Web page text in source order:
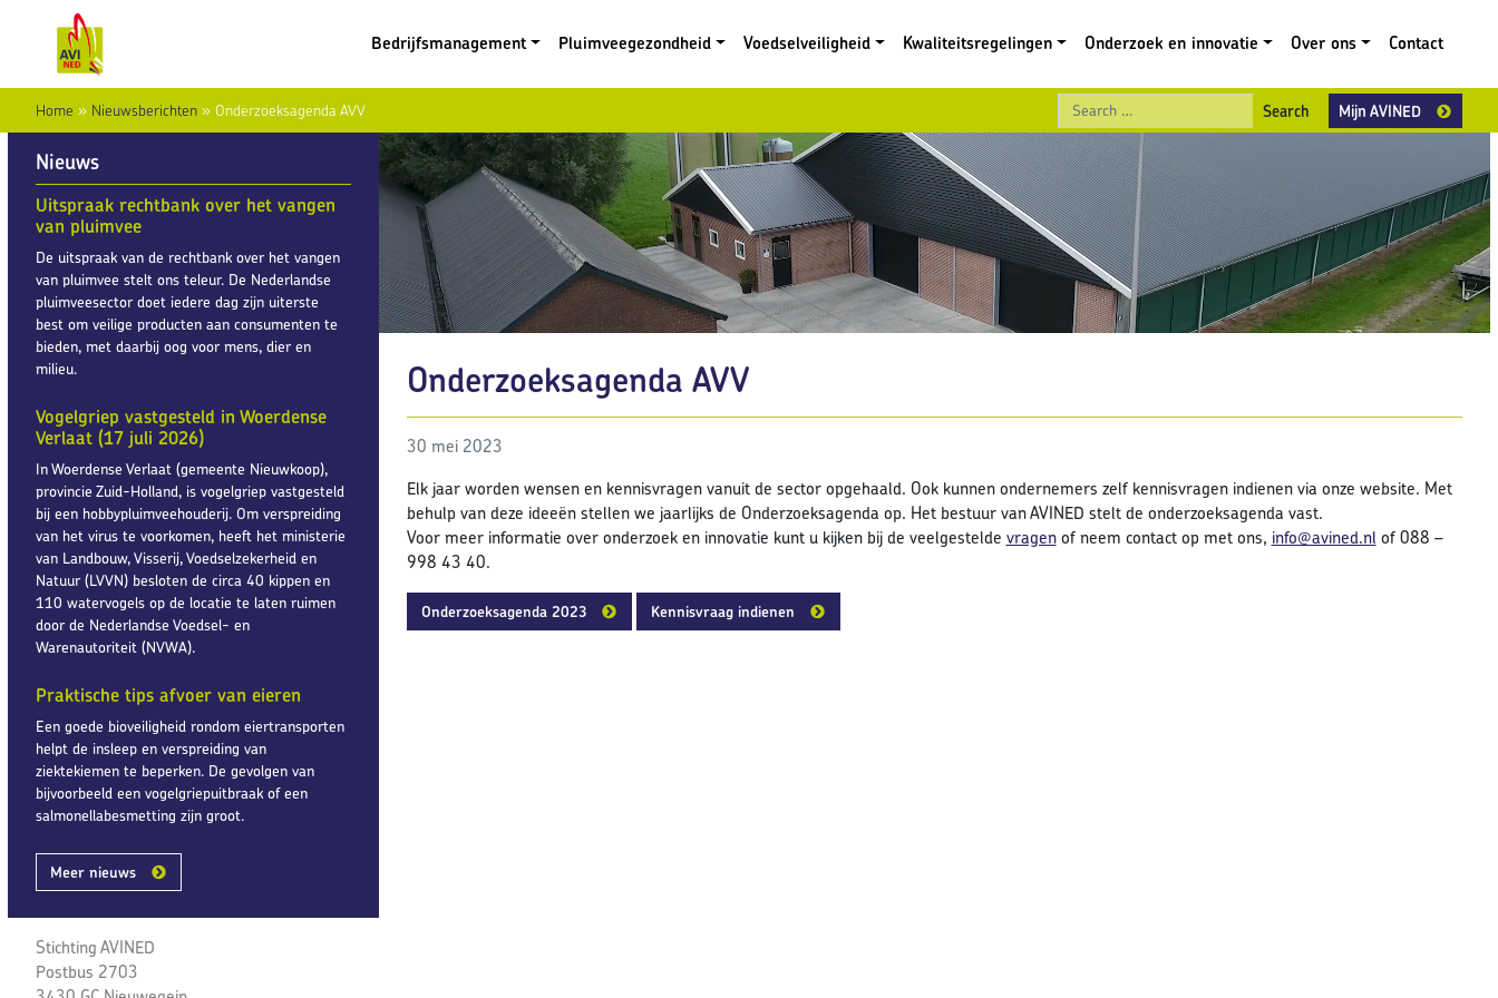
Bedrijfsmanagement
Pluimveegezondheid Voedselveiligheid Kwaliteitsregelingen Onderzoek en innovatie Over ons Contact
Home » Nieuwsberichten » Onderzoeksagenda AVV Search
Mijn AVINED
Nieuws
Uitspraak rechtbank over het vangen
van pluimvee
De uitspraak van de rechtbank over het vangen
van pluimvee stelt ons teleur. De Nederlandse
pluimveesector doet iedere dag zijn uiterste
best om veilige producten aan consumenten te
bieden, met daarbij oog voor mens, dier en
milieu.
Vogelgriep vastgesteld in Woerdense
Verlaat (17 juli 2026)
In Woerdense Verlaat (gemeente Nieuwkoop),
provincie Zuid-Holland, is vogelgriep vastgesteld
bij een hobbypluimveehouderij. Om verspreiding
van het virus te voorkomen, heeft het ministerie
van Landbouw, Visserij, Voedselzekerheid en
Natuur (LVVN) besloten de circa 40 kippen en
110 watervogels op de locatie te laten ruimen
door de Nederlandse Voedsel- en
Warenautoriteit (NVWA).
Praktische tips afvoer van eieren
Een goede bioveiligheid rondom eiertransporten
helpt de insleep en verspreiding van
ziektekiemen te beperken. De gevolgen van
bijvoorbeeld een vogelgriepuitbraak of een
salmonellabesmetting zijn groot.
Meer nieuws
Stichting AVINED
Postbus 2703
Onderzoeksagenda AVV
30 mei 2023
Elk jaar worden wensen en kennisvragen vanuit de sector opgehaald. Ook kunnen ondernemers zelf kennisvragen indienen via onze website. Met
behulp van deze ideeën stellen we jaarlijks de Onderzoeksagenda op. Het bestuur van AVINED stelt de onderzoeksagenda vast.
Voor meer informatie over onderzoek en innovatie kunt u kijken bij de veelgestelde vragenof neem contact op met ons, info@avined.nl of 088 –
998 43 40.
Onderzoeksagenda 2023 Kennisvraag indienen